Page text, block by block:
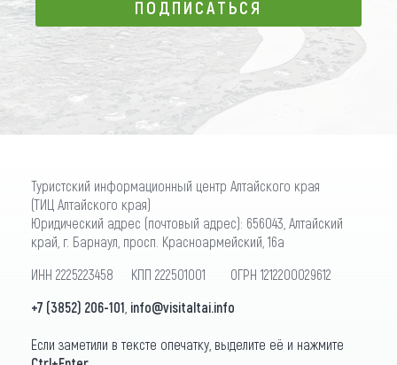
ПОДПИСАТЬСЯ
ПОДПИСАТЬСЯ
Туристский информационный центр Алтайского края
(ТИЦ Алтайского края)
Юридический адрес (почтовый адрес): 656043, Алтайский
край, г. Барнаул, просп. Красноармейский, 16а
ИНН 2225223458 КПП 222501001 ОГРН 1212200029612
+7 (3852) 206-101 info@visitaltai.info
Если заметили в тексте опечатку, выделите её и нажмите